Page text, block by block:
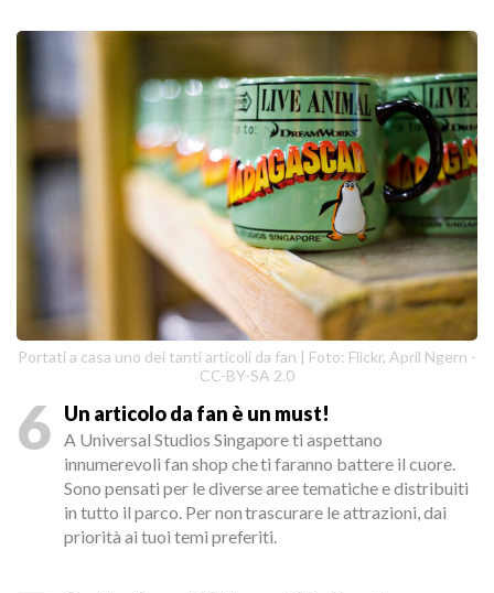
Portati a casa uno dei tanti articoli da fan | Foto: Flickr, April Ngern -
CC-BY-SA 2.0
6 Un articolo da fan è un must!
A Universal Studios Singapore ti aspettano
innumerevoli fan shop che ti faranno battere il cuore.
Sono pensati per le diverse aree tematiche e distribuiti
in tutto il parco. Per non trascurare le attrazioni, dai
priorità ai tuoi temi preferiti.